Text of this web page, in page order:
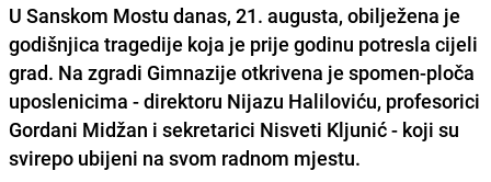
U Sanskom Mostu danas, 21. augusta, obilježena je
godišnjica tragedije koja je prije godinu potresla cijeli
grad. Na zgradi Gimnazije otkrivena je spomen-ploča
uposlenicima - direktoru Nijazu Haliloviću, profesorici
Gordani Midžan i sekretarici Nisveti Kljunić - koji su
svirepo ubijeni na svom radnom mjestu.